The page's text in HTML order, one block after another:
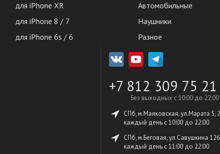
для iPhone XR
для iPhone 8 / 7
для iPhone 6s / 6
Автомобильные
Наушники
Разное
+7 812 309 75 21
Без выходных с 10:00 до 22:00
СПб, м.Маяковская, ул.Марата 5,
каждый день c 10:00 до 22:00
СПб, м.Беговая, ул.Савушкина
каждый день c 11:00 до 22:00